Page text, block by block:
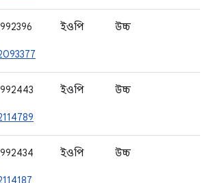
ইওপি উচ্চ
ইওপি উচ্চ
ইওপি উচ্চ